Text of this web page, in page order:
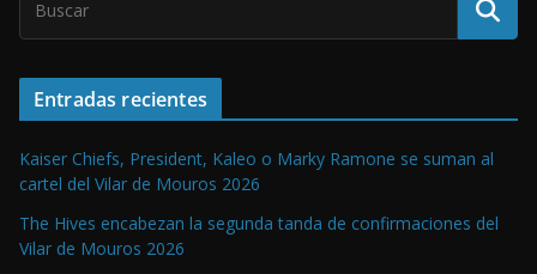
Entradas recientes
Kaiser Chiefs, President, Kaleo o Marky Ramone se suman al
cartel del Vilar de Mouros 2026
The Hives encabezan la segunda tanda de confirmaciones del
Vilar de Mouros 2026